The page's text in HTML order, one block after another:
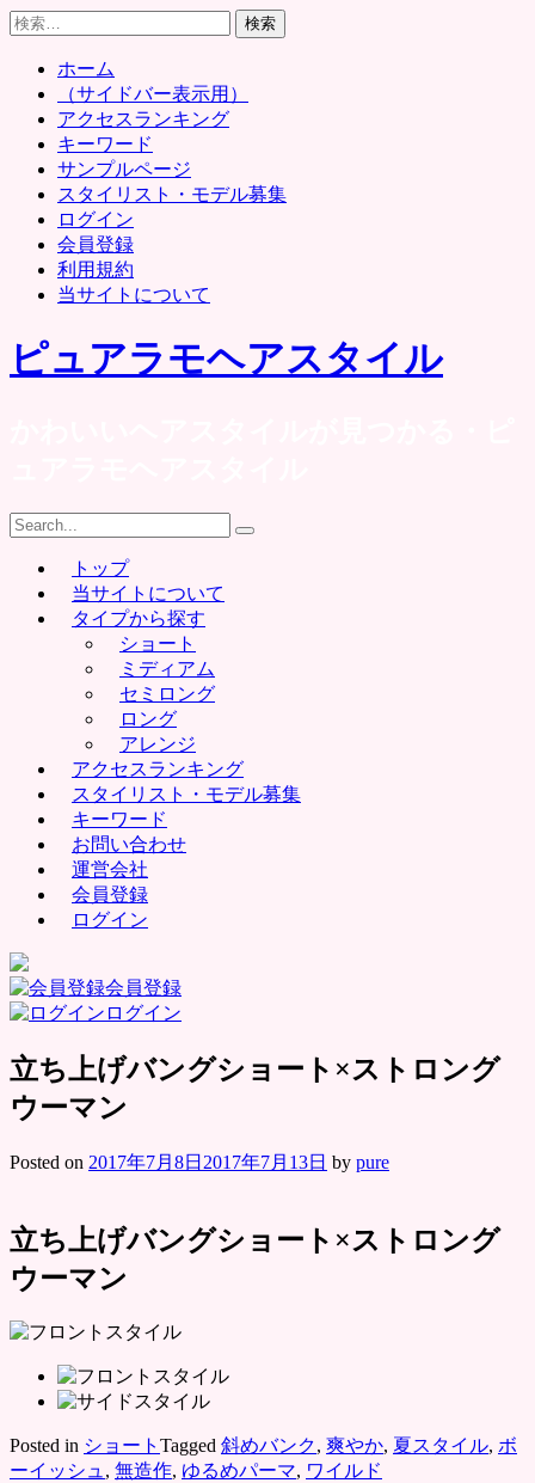
Skip
to
content
検
ホーム
（サイドバー表示用）
アクセスランキング
キーワード
サンプルページ
スタイリスト・モデル募集
ログイン
会員登録
利用規約
当サイトについて
ピュアラモヘアスタイル
Search
for:
トップ
当サイトについて
タイプから探す
ショート
ミディアム
セミロング
ロング
アレンジ
アクセスランキング
スタイリスト・モデル募集
キーワード
お問い合わせ
運営会社
会員登録
ログイン
会員登録
ログイン
立ち上げバングショート×ストロング
ウーマン
Posted on 2017年7月8日 2017年7月13日 by pure
立ち上げバングショート×ストロング
ウーマン
Posted in ショート Tagged 斜めバンク, 爽やか, 夏スタイル, ボ
ーイッシュ, 無造作, ゆるめパーマ, ワイルド